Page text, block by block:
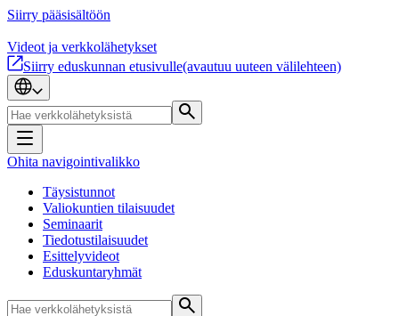
Siirry pääsisältöön
Videot ja verkkolähetykset
Siirry eduskunnan etusivulle(avautuu uuteen välilehteen)
Ohita navigointivalikko
Täysistunnot
Valiokuntien tilaisuudet
Seminaarit
Tiedotustilaisuudet
Esittelyvideot
Eduskuntaryhmät